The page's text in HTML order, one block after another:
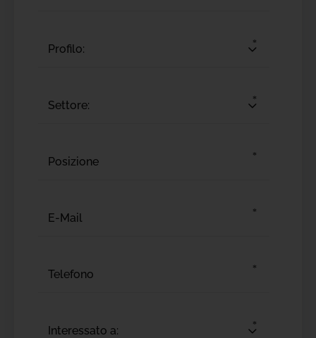
Profilo:
Settore:
Interessato a: